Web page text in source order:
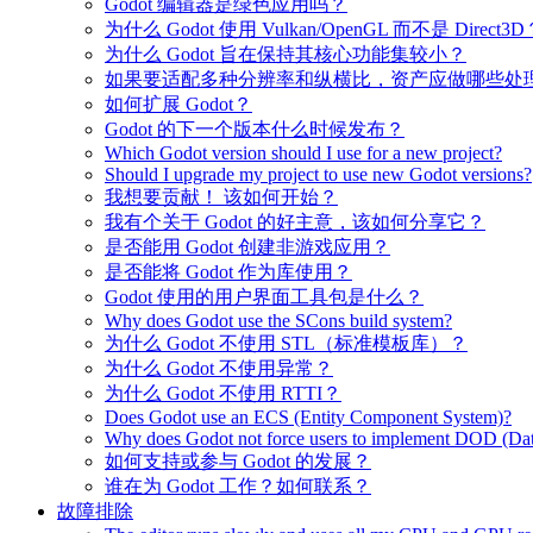
Godot 编辑器是绿色应用吗？
为什么 Godot 使用 Vulkan/OpenGL 而不是 Direct3D
为什么 Godot 旨在保持其核心功能集较小？
如果要适配多种分辨率和纵横比，资产应做哪些处
如何扩展 Godot？
Godot 的下一个版本什么时候发布？
Which Godot version should I use for a new project?
Should I upgrade my project to use new Godot versions?
我想要贡献！ 该如何开始？
我有个关于 Godot 的好主意，该如何分享它？
是否能用 Godot 创建非游戏应用？
是否能将 Godot 作为库使用？
Godot 使用的用户界面工具包是什么？
Why does Godot use the SCons build system?
为什么 Godot 不使用 STL（标准模板库）？
为什么 Godot 不使用异常？
为什么 Godot 不使用 RTTI？
Does Godot use an ECS (Entity Component System)?
Why does Godot not force users to implement DOD
如何支持或参与 Godot 的发展？
谁在为 Godot 工作？如何联系？
故障排除